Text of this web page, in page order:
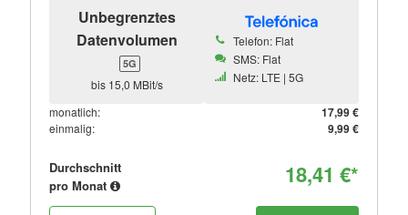
Unbegrenztes
Datenvolumen
5G
bis 15,0 MBit/s
Telefon: Flat
SMS: Flat
Netz: LTE | 5G
monatlich: 17,99 €
einmalig: 9,99 €
Durchschnitt
pro Monat
18,41 €*